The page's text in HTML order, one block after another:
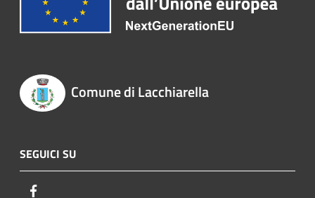
Comune di Lacchiarella
SEGUICI SU